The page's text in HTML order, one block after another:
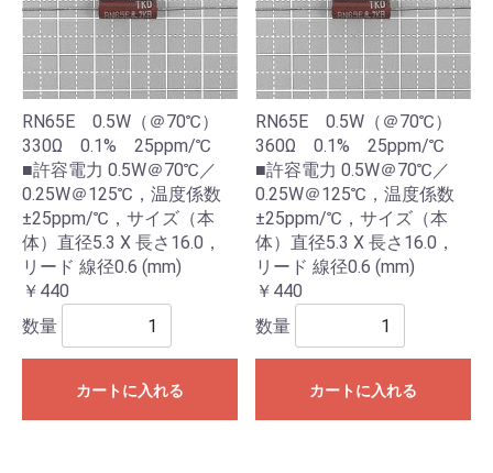
RN65E 0.5W（＠70℃）
330Ω 0.1% 25ppm/℃
■許容電力 0.5W＠70℃／
0.25W＠125℃，温度係数
±25ppm/℃，サイズ（本
体）直径5.3 X 長さ16.0，
リード 線径0.6 (mm)
￥440
数量
カートに入れる
RN65E 0.5W（＠70℃）
360Ω 0.1% 25ppm/℃
■許容電力 0.5W＠70℃／
0.25W＠125℃，温度係数
±25ppm/℃，サイズ（本
体）直径5.3 X 長さ16.0，
リード 線径0.6 (mm)
￥440
数量
カートに入れる